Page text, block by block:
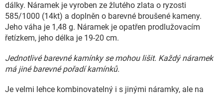
dálky. Náramek je vyroben ze žlutého zlata o ryzosti
585/1000 (14kt) a doplněn o barevné broušené kameny.
Jeho váha je 1,48 g. Náramek je opatřen prodlužovacím
řetízkem, jeho délka je 19-20 cm.
Jednotlivé barevné kamínky se mohou lišit. Každý náramek
má jiné barevné pořadí kamínků.
Je velmi lehce kombinovatelný i s jinými náramky, ale na